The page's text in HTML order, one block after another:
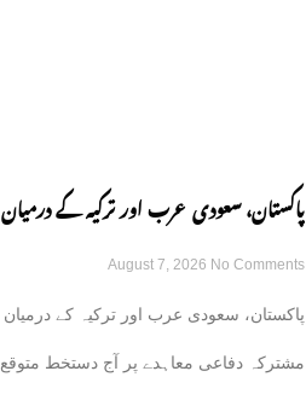
پاکستان، سعودی عرب اور ترکیہ کے درمیان
مشترکہ دفاعی معاہدہ آج متوقع
August 7, 2026 No Comments
پاکستان، سعودی عرب اور ترکیہ کے درمیان
مشترکہ دفاعی معاہدے پر آج دستخط متوقع